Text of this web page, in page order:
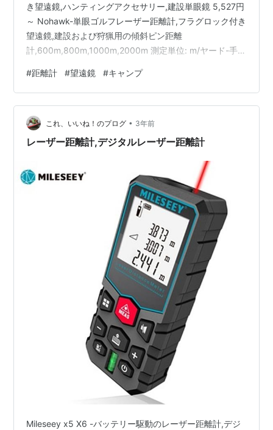
き望遠鏡,ハンティングアクセサリー,建設単眼鏡 5,527円
～ Nohawk-単眼ゴルフレーザー距離計,フラグロック付き
望遠鏡,建設および狩猟用の傾斜ピン距離
計,600m,800m,1000m,2000m 測定単位: m/ヤード-手動
同時に2秒間切り替えます。） ご注文ありがとうござい
ます。 製品保証期間は1年です。ご不明な点がございまし
たらメッセージをお送りください。 アフターサービスを
提供します。 否定的なフィードバックを残す前に、私た
ちに質問をしてください、私たちはすべての問題…
#距離計 #望遠鏡 #キャンプ
これ、いいね！のプログ • 3年前
レーザー距離計,デジタルレーザー距離計
Mileseey x5 X6 -バッテリー駆動のレーザー距離計,デジ